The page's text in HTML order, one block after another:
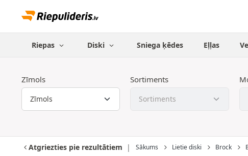
Riepas Diski Sniega ķēdes Eļļas
Zīmols Sortiments
Atgriezties pie rezultātiem Sākums Lietie diski Brock